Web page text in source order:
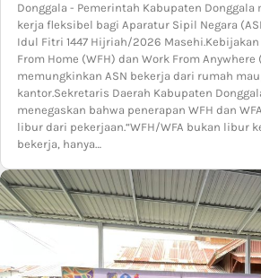
Donggala - Pemerintah Kabupaten
kerja fleksibel bagi Aparatur Sipil Negara
Idul Fitri 1447 Hijriah/2026
From Home (WFH) dan Work From Anywhere
memungkinkan ASN bekerja dari rumah
kantor.Sekretaris Daerah Kabupaten
menegaskan bahwa penerapan WFH dan
libur dari pekerjaan.“WFH/WFA bukan libur
bekerja, hanya…